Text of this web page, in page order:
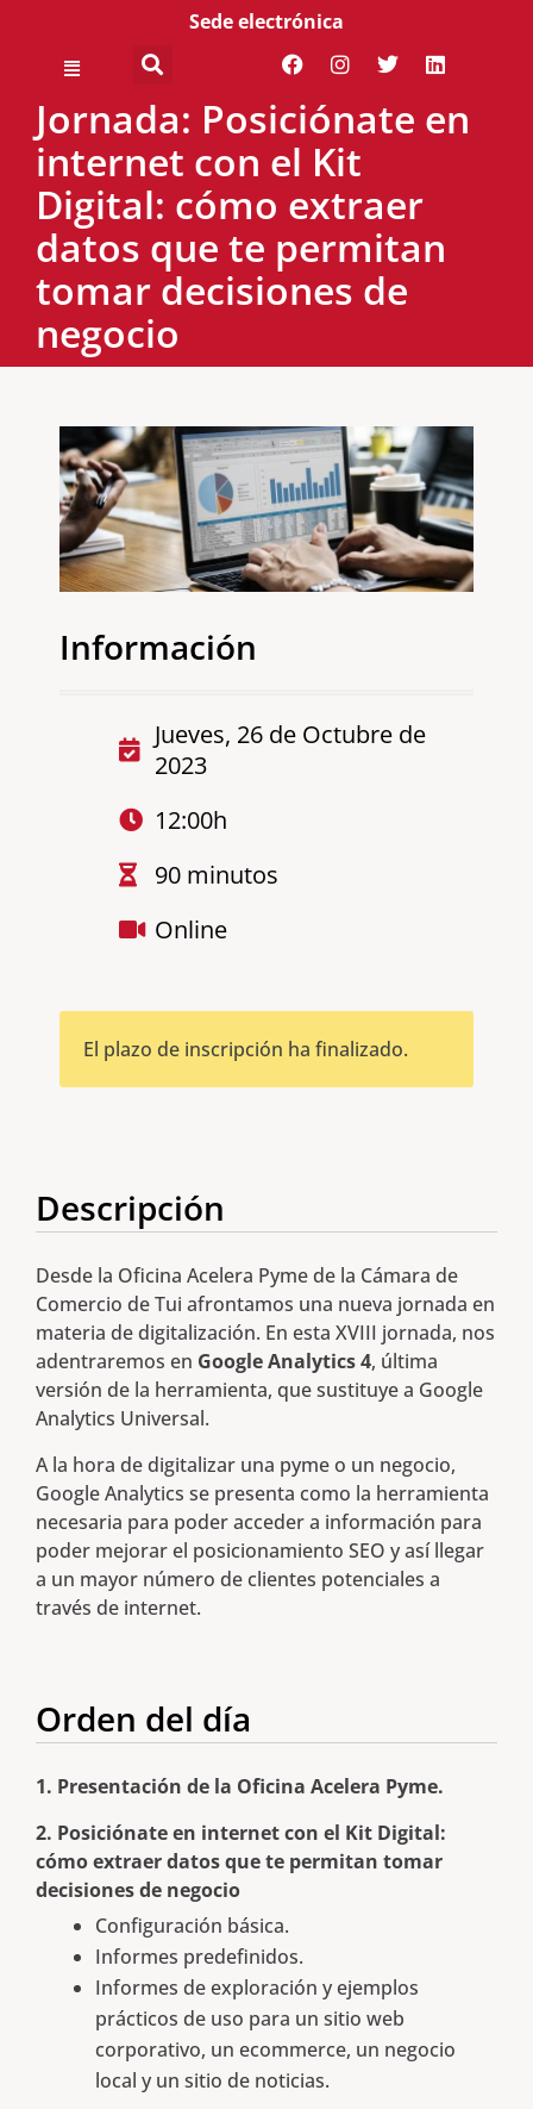
Sede electrónica
Jornada: Posiciónate en
internet con el Kit
Digital: cómo extraer
datos que te permitan
tomar decisiones de
negocio
Información
Jueves, 26 de Octubre de
2023
12:00h
90 minutos
Online
El plazo de inscripción ha finalizado.
Descripción
Desde la Oficina Acelera Pyme de la Cámara de
Comercio de Tui afrontamos una nueva jornada en
materia de digitalización. En esta XVIII jornada, nos
adentraremos en Google Analytics 4, última
versión de la herramienta, que sustituye a Google
Analytics Universal.
A la hora de digitalizar una pyme o un negocio,
Google Analytics se presenta como la herramienta
necesaria para poder acceder a información para
poder mejorar el posicionamiento SEO y así llegar
a un mayor número de clientes potenciales a
través de internet.
Orden del día
1. Presentación de la Oficina Acelera Pyme.
2. Posiciónate en internet con el Kit Digital:
cómo extraer datos que te permitan tomar
decisiones de negocio
Configuración básica.
Informes predefinidos.
Informes de exploración y ejemplos
prácticos de uso para un sitio web
corporativo, un ecommerce, un negocio
local y un sitio de noticias.